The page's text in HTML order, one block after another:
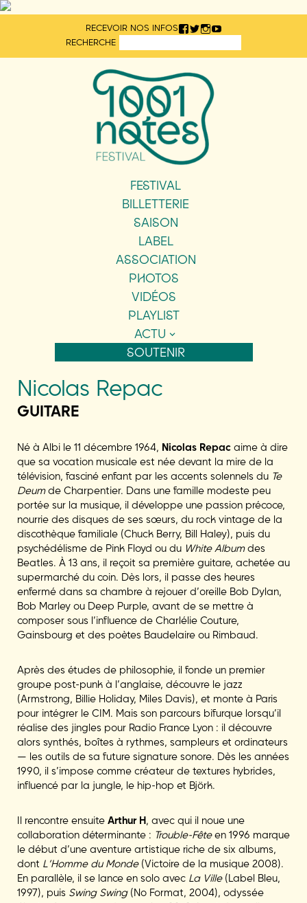
RECEVOIR NOS INFOS
RECHERCHE
FESTIVAL
BILLETTERIE
SAISON
LABEL
ASSOCIATION
PHOTOS
VIDÉOS
PLAYLIST
ACTU
SOUTENIR
Nicolas Repac
GUITARE
Né à Albi le 11 décembre 1964, Nicolas Repac aime à dire
que sa vocation musicale est née devant la mire de la
télévision, fasciné enfant par les accents solennels du Te
Deumde Charpentier. Dans une famille modeste peu
portée sur la musique, il développe une passion précoce,
nourrie des disques de ses sœurs, du rock vintage de la
discothèque familiale (Chuck Berry, Bill Haley), puis du
psychédélisme de Pink Floyd ou du White Albumdes
Beatles. À 13 ans, il reçoit sa première guitare, achetée au
supermarché du coin. Dès lors, il passe des heures
enfermé dans sa chambre à rejouer d’oreille Bob Dylan,
Bob Marley ou Deep Purple, avant de se mettre à
composer sous l’influence de Charlélie Couture,
Gainsbourg et des poètes Baudelaire ou Rimbaud.
Après des études de philosophie, il fonde un premier
groupe post-punk à l’anglaise, découvre le jazz
(Armstrong, Billie Holiday, Miles Davis), et monte à Paris
pour intégrer le CIM. Mais son parcours bifurque lorsqu’il
réalise des jingles pour Radio France Lyon : il découvre
alors synthés, boîtes à rythmes, sampleurs et ordinateurs
— les outils de sa future signature sonore. Dès les années
1990, il s’impose comme créateur de textures hybrides,
influencé par la jungle, le hip-hop et Björk.
Il rencontre ensuite Arthur H, avec qui il noue une
collaboration déterminante : Trouble-Fêteen 1996 marque
le début d’une aventure artistique riche de six albums,
dont L’Homme du Monde(Victoire de la musique 2008).
En parallèle, il se lance en solo avec La Ville(Label Bleu,
1997), puis Swing Swing(No Format, 2004), odyssée